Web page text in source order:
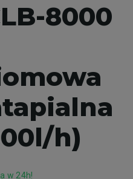
8000
h)
w 24h!